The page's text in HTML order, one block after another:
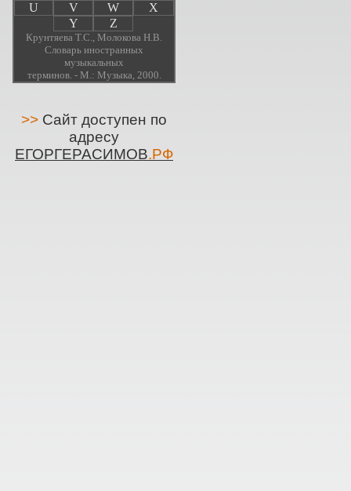
U
V W
X
Y
Z
Крунтяева Т.С., Молокова Н.В.
Словарь иностранных
музыкальных
терминов. - М.: Музыка, 2000.
>> Сайт доступен по
адресу
ЕГОРГЕРАСИМОВ.РФ